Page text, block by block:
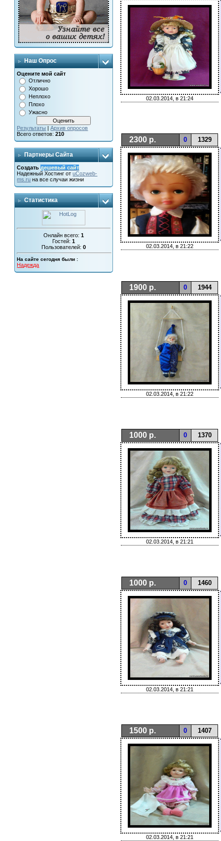
Наш Опрос
Оцените мой сайт
Отлично
Хорошо
Неплохо
Плохо
Ужасно
Результаты |Архив опросов
Всего ответов:210
Партнеры Сайта
Создать дешевый сайт
НадежныйХостинг отuCozweb-
ms.ru на все случаи жизни
Статистика
Онлайн всего:1
Гостей:1
Пользователей:0
На сайте сегодня были :
Надежда
02.03.2014, в 21:24
2300 р. 0 1329
02.03.2014, в 21:22
1900 р. 0 1944
02.03.2014, в 21:22
1000 р. 0 1370
02.03.2014, в 21:21
1000 р. 0 1460
02.03.2014, в 21:21
1500 р. 0 1407
02.03.2014, в 21:21